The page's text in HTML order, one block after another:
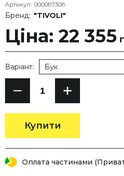
Артикул: 000087308
Бренд: "TIVOLI"
Ціна: 22 355
Купити
Варіант: Бук
Оплата частинами